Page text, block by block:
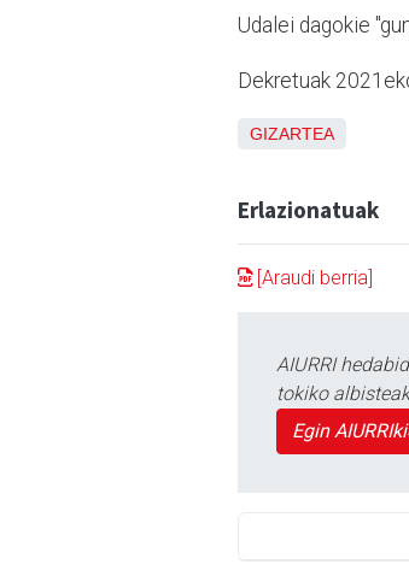
Udalei dagokie
Dekretuak
GIZARTEA
Erlazionatuak
[Araudi berria]
AIURRI
tokiko
Egin